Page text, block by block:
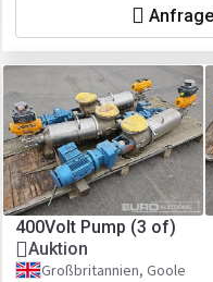
400Volt Pump (3 of)
Auktion
Großbritannien, Goole